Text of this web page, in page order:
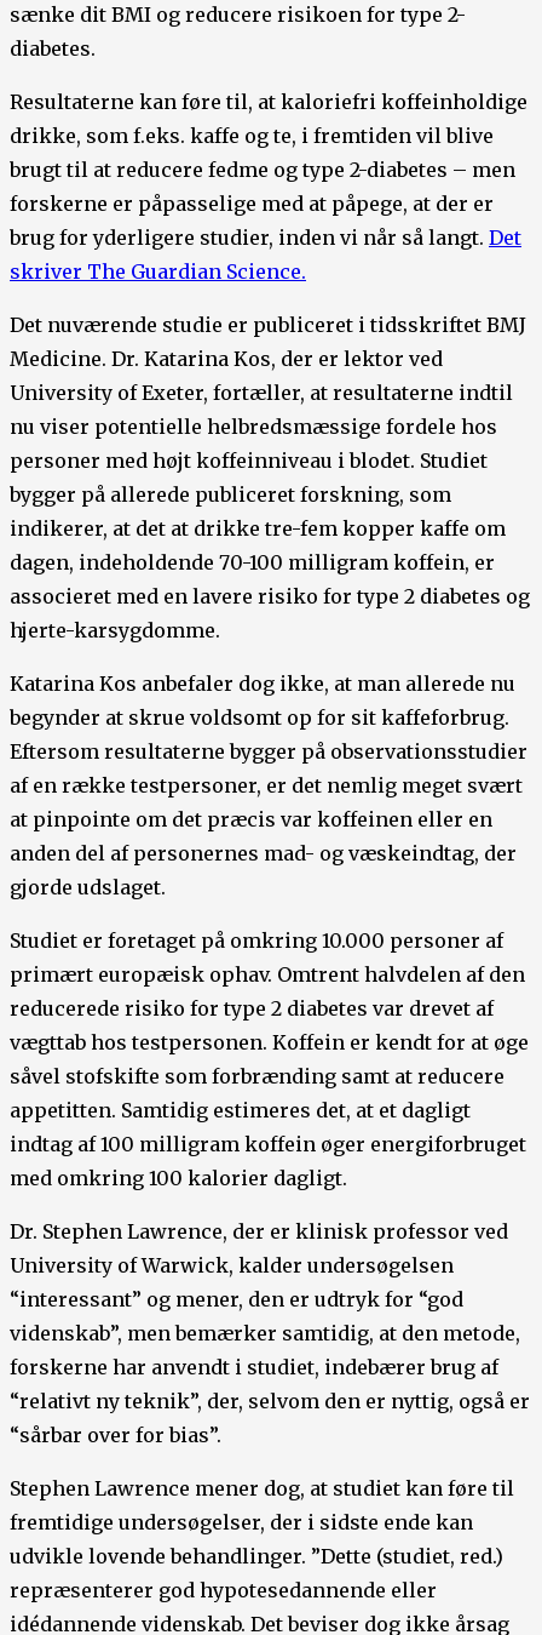
sænke dit BMI og reducere risikoen for type 2-
diabetes.
Resultaterne kan føre til, at kaloriefri koffeinholdige
drikke, som f.eks. kaffe og te, i fremtiden vil blive
brugt til at reducere fedme og type 2-diabetes – men
forskerne er påpasselige med at påpege, at der er
brug for yderligere studier, inden vi når så langt. Det
skriver The Guardian Science.
Det nuværende studie er publiceret i tidsskriftet BMJ
Medicine. Dr. Katarina Kos, der er lektor ved
University of Exeter, fortæller, at resultaterne indtil
nu viser potentielle helbredsmæssige fordele hos
personer med højt koffeinniveau i blodet. Studiet
bygger på allerede publiceret forskning, som
indikerer, at det at drikke tre-fem kopper kaffe om
dagen, indeholdende 70-100 milligram koffein, er
associeret med en lavere risiko for type 2 diabetes og
hjerte-karsygdomme.
Katarina Kos anbefaler dog ikke, at man allerede nu
begynder at skrue voldsomt op for sit kaffeforbrug.
Eftersom resultaterne bygger på observationsstudier
af en række testpersoner, er det nemlig meget svært
at pinpointe om det præcis var koffeinen eller en
anden del af personernes mad- og væskeindtag, der
gjorde udslaget.
Studiet er foretaget på omkring 10.000 personer af
primært europæisk ophav. Omtrent halvdelen af den
reducerede risiko for type 2 diabetes var drevet af
vægttab hos testpersonen. Koffein er kendt for at øge
såvel stofskifte som forbrænding samt at reducere
appetitten. Samtidig estimeres det, at et dagligt
indtag af 100 milligram koffein øger energiforbruget
med omkring 100 kalorier dagligt.
Dr. Stephen Lawrence, der er klinisk professor ved
University of Warwick, kalder undersøgelsen
“interessant” og mener, den er udtryk for “god
videnskab”, men bemærker samtidig, at den metode,
forskerne har anvendt i studiet, indebærer brug af
“relativt ny teknik”, der, selvom den er nyttig, også er
“sårbar over for bias”.
Stephen Lawrence mener dog, at studiet kan føre til
fremtidige undersøgelser, der i sidste ende kan
udvikle lovende behandlinger. ”Dette (studiet, red.)
repræsenterer god hypotesedannende eller
idédannende videnskab. Det beviser dog ikke årsag